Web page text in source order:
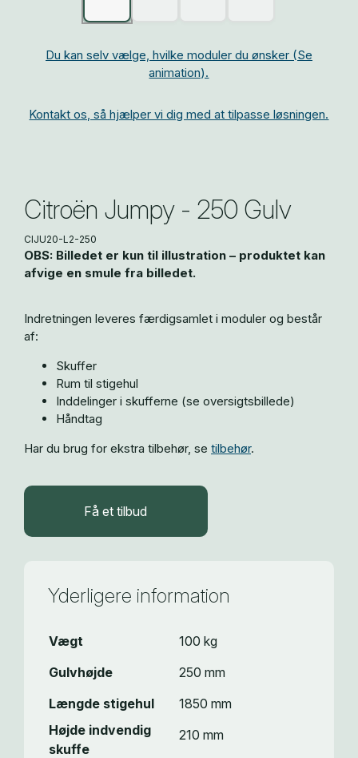
Du kan selv vælge, hvilke moduler du ønsker (Se
animation).
Kontakt os, så hjælper vi dig med at tilpasse løsningen.
Citroën Jumpy - 250 Gulv
CIJU20-L2-250
OBS: Billedet er kun til illustration – produktet kan
afvige en smule fra billedet.
Indretningen leveres færdigsamlet i moduler og består
af:
Skuffer
Rum til stigehul
Inddelinger i skufferne (se oversigtsbillede)
Håndtag
Har du brug for ekstra tilbehør, se tilbehør.
Få et tilbud
Yderligere information
Vægt
100 kg
Gulvhøjde
250 mm
Længde stigehul
1850 mm
Højde indvendig
skuffe
210 mm